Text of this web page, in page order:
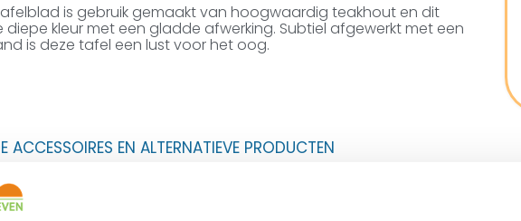
is gebruik gemaakt van hoogwaardig teakhout en dit
kleur met een gladde afwerking. Subtiel afgewerkt met een
is deze tafel een lust voor het oog.
ACCESSOIRES EN ALTERNATIEVE PRODUCTEN